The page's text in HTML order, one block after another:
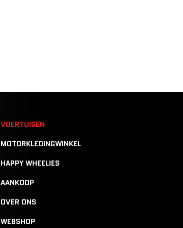
VOERTUIGEN
MOTORKLEDINGWINKEL
HAPPY WHEELIES
AANKOOP
OVER ONS
WEBSHOP